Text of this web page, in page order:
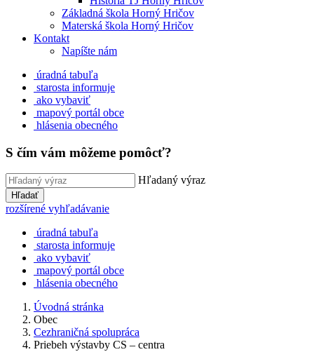
Základná škola Horný Hričov
Materská škola Horný Hričov
Kontakt
Napíšte nám
úradná tabuľa
starosta informuje
ako vybaviť
mapový portál obce
hlásenia obecného
S čím vám môžeme pomôcť?
Hľadaný výraz
Hľadať
rozšírené vyhľadávanie
úradná tabuľa
starosta informuje
ako vybaviť
mapový portál obce
hlásenia obecného
Úvodná stránka
Obec
Cezhraničná spolupráca
Priebeh výstavby CS – centra